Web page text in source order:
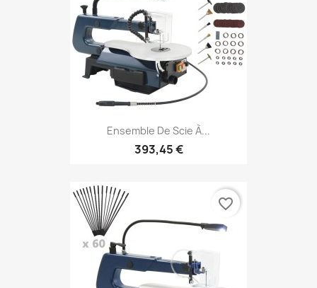
Ensemble De Scie À...
393,45 €
favorite_border